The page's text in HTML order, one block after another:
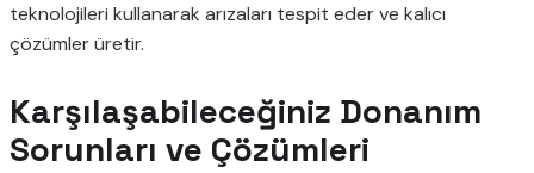
teknolojileri kullanarak arızaları tespit eder ve kalıcı
çözümler üretir.
Karşılaşabileceğiniz Donanım
Sorunları ve Çözümleri